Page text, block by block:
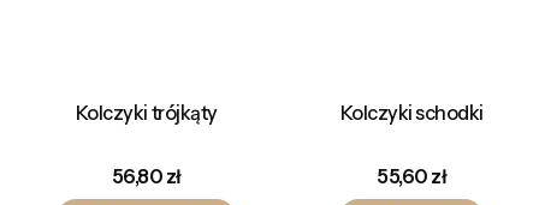
Kolczyki trójkąty
Cena
56,80 zł
Kolczyki schodki
Cena
55,60 zł